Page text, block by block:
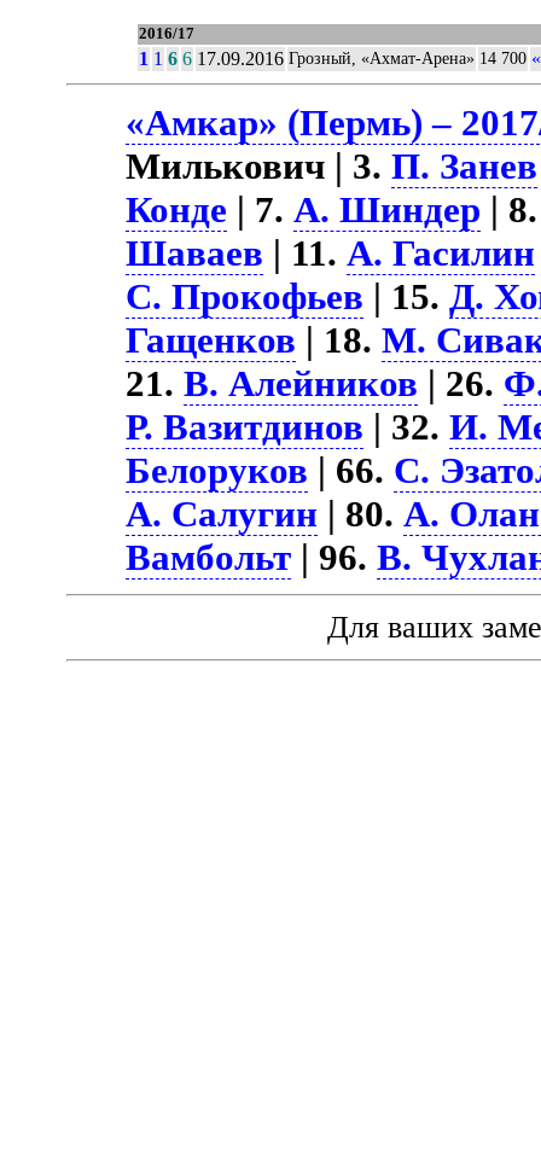
2016/17
1 1 6 6 17.09.2016 Грозный, «Ахмат-Арена» 14 700
«Амкар» (Пермь) –
Милькович | 3.П. Занев
Конде | 7.А. Шиндер |
Шаваев | 11.А. Гасилин
С. Прокофьев | 15.Д.
Гащенков | 18.М.
21.В. Алейников | 26.
Р. Вазитдинов | 32.И.
Белоруков | 66. С.
А. Салугин | 80.А.
Вамбольт | 96.В.
Для ваших